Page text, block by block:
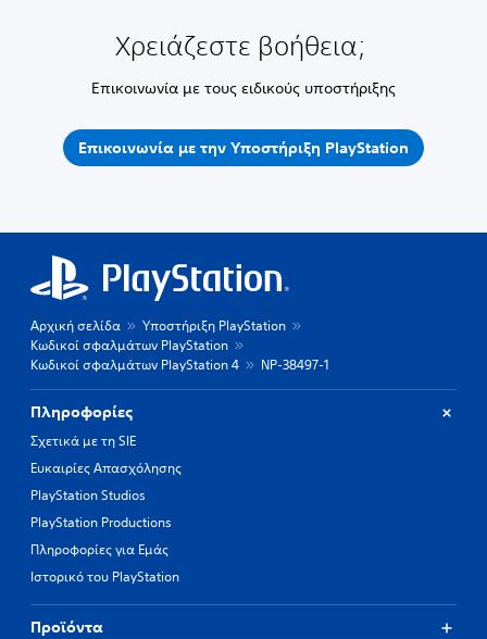
Χρειάζεστε βοήθεια;
Επικοινωνία με τους ειδικούς υποστήριξης
Επικοινωνία με την Υποστήριξη PlayStation
Αρχική σελίδα
Υποστήριξη PlayStation
Κωδικοί σφαλμάτων PlayStation
Κωδικοί σφαλμάτων PlayStation 4
NP-38497-1
Πληροφορίες
Σχετικά με τη SIE
Ευκαιρίες Απασχόλησης
PlayStation Studios
PlayStation Productions
Πληροφορίες για Εμάς
Ιστορικό του PlayStation
Προϊόντα